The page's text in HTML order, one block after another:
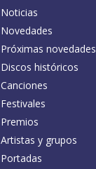
Noticias
Novedades
Próximas novedades
Discos históricos
Canciones
Festivales
Premios
Artistas y grupos
Portadas